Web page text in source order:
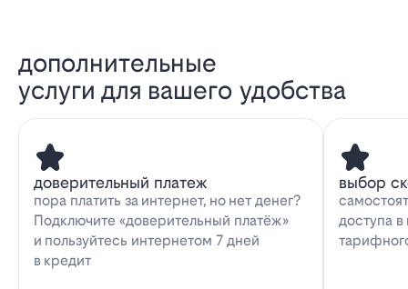
дополнительные
услуги для вашего удобства
доверительный платеж
пора платить за интернет, но нет денег?
Подключите «доверительный платёж»
и пользуйтесь интернетом 7 дней
в кредит
выбор
доступа